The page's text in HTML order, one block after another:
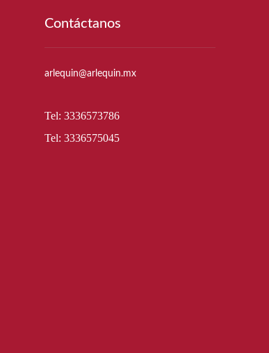
Contáctanos
arlequin@arlequin.mx
Tel: 3336573786
Tel: 3336575045